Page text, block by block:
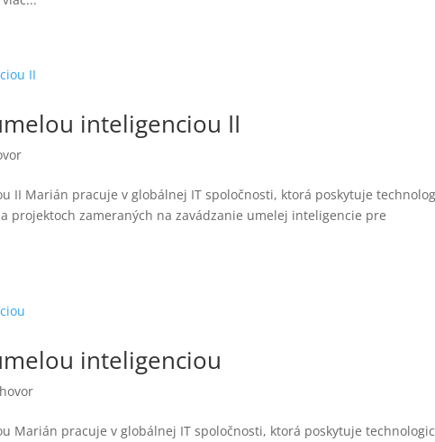
inteligenciou II
II Marián pracuje v globálnej IT spoločnosti, ktorá poskytuje
projektoch zameraných na zavádzanie umelej inteligencie pre
inteligenciou
Marián pracuje v globálnej IT spoločnosti, ktorá poskytuje